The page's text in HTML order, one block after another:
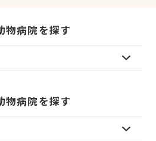
物病院を探す
物病院を探す